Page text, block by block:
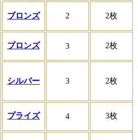
ブロンズ 2 2枚
ブロンズ 3 2枚
シルバー 3 2枚
プライズ 4 3枚